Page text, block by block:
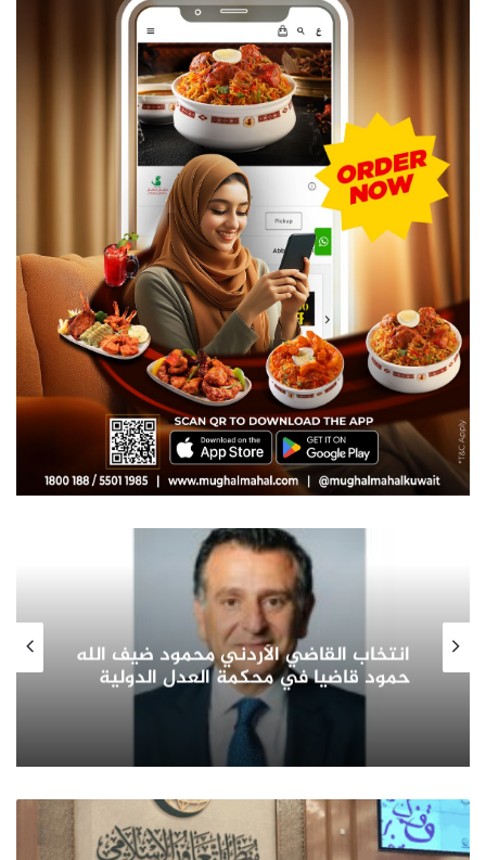
الأردني محمود ضيف الله
في محكمة العدل الدولية
صاحب
الجابر
في
(التعاون
الإسلامي
و